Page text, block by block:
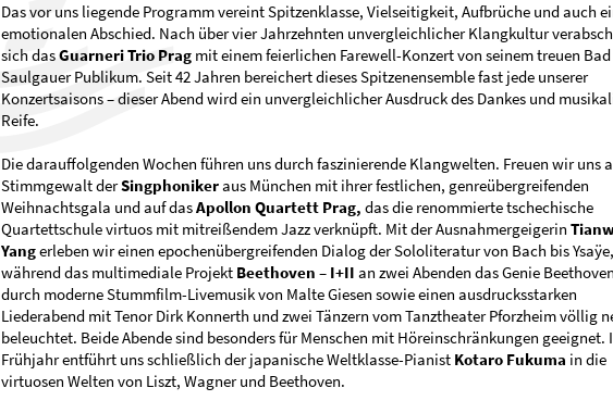
Das vor uns liegende Programm vereint Spitzenklasse, Vielseitigkeit, Aufbrüche und auch
emotionalen Abschied. Nach über vier Jahrzehnten unvergleichlicher Klangkultur
sich dasGuarneri Trio Prag mit einem feierlichen Farewell-Konzert von seinem treuen Bad
Saulgauer Publikum. Seit 42 Jahren bereichert dieses Spitzenensemble fast jede unserer
Konzertsaisons – dieser Abend wird ein unvergleichlicher Ausdruck des Dankes und
Reife.
Die darauffolgenden Wochen führen uns durch faszinierende Klangwelten. Freuen wir uns
Stimmgewalt derSingphonikeraus München mit ihrer festlichen, genreübergreifenden
Weihnachtsgala und auf dasApollon Quartett Prag, das die renommierte tschechische
Quartettschule virtuos mit mitreißendem Jazz verknüpft. Mit der Ausnahmergeigerin
Yangerleben wir einen epochenübergreifenden Dialog der Sololiteratur von Bach bis Ysaÿe,
während das multimediale ProjektBeethoven – I+II an zwei Abenden das Genie
durch moderne Stummfilm-Livemusik von Malte Giesen sowie einen ausdrucksstarken
Liederabend mit Tenor Dirk Konnerth und zwei Tänzern vom Tanztheater Pforzheim völlig
beleuchtet. Beide Abende sind besonders für Menschen mit Höreinschränkungen geeignet.
Frühjahr entführt uns schließlich der japanische Weltklasse-Pianist Kotaro Fukuma in die
virtuosen Welten von Liszt, Wagner und Beethoven.